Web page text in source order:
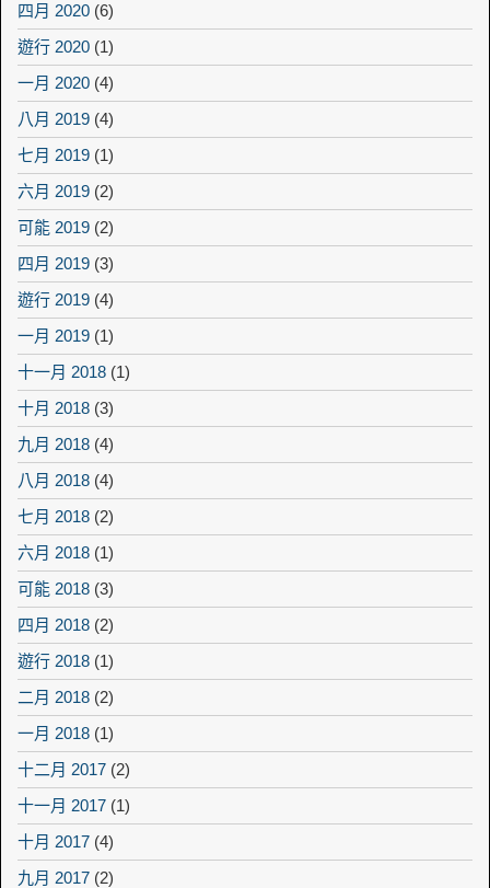
四月 2020 (6)
遊行 2020 (1)
一月 2020 (4)
八月 2019 (4)
七月 2019 (1)
六月 2019 (2)
可能 2019 (2)
四月 2019 (3)
遊行 2019 (4)
一月 2019 (1)
十一月 2018 (1)
十月 2018 (3)
九月 2018 (4)
八月 2018 (4)
七月 2018 (2)
六月 2018 (1)
可能 2018 (3)
四月 2018 (2)
遊行 2018 (1)
二月 2018 (2)
一月 2018 (1)
十二月 2017 (2)
十一月 2017 (1)
十月 2017 (4)
九月 2017 (2)